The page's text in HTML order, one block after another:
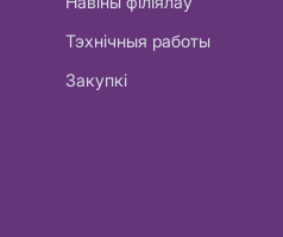
Тэхнічныя работы
Закупкі